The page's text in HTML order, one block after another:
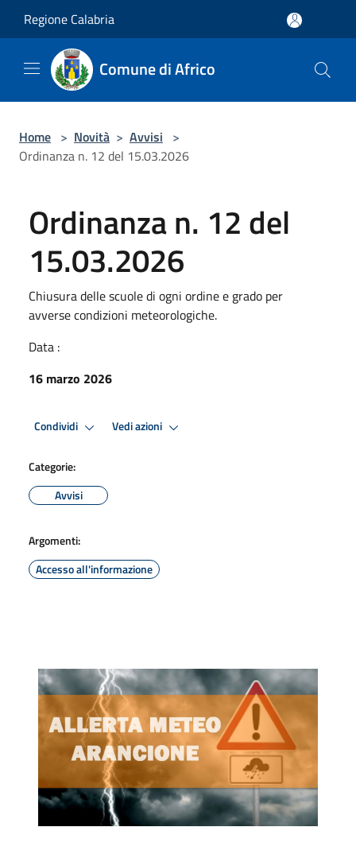
Regione Calabria
Comune di Africo
Home > Novità > Avvisi >
Ordinanza n. 12 del 15.03.2026
Ordinanza n. 12 del
15.03.2026
Chiusura delle scuole di ogni ordine e grado per
avverse condizioni meteorologiche.
Data :
16 marzo 2026
Condividi Vedi azioni
Categorie:
Avvisi
Argomenti:
Accesso all'informazione